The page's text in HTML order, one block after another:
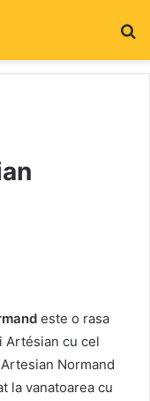
este o rasa
Artésian cu cel
Normand
la vanatoarea cu